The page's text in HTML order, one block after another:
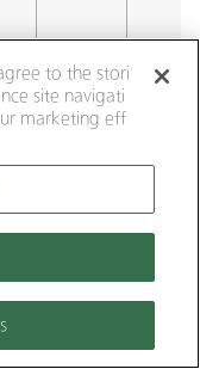
無色澄明
5.0～7.0
to the stori
site navigati
marketing eff